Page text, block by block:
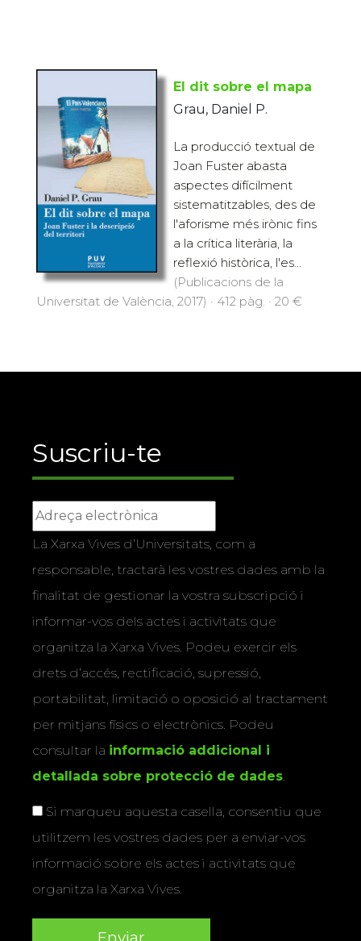
El dit sobre el mapa
Grau, Daniel P.
La producció textual de
Joan Fuster abasta
aspectes difícilment
sistematitzables, des de
l'aforisme més irònic fins
a la crítica literària, la
reflexió històrica, l'es...
(Publicacions de la
Universitat de València, 2017) · 412 pàg. · 20 €
Suscriu-te
La Xarxa Vives d’Universitats, com a
responsable, tractarà les vostres dades amb la
finalitat de gestionar la vostra subscripció i
informar-vos dels actes i activitats que
organitza la Xarxa Vives. Podeu exercir els
drets d’accés, rectificació, supressió,
portabilitat, limitació o oposició al tractament
per mitjans físics o electrònics. Podeu
consultar la informació addicional i
detallada sobre protecció de dades.
Si marqueu aquesta casella, consentiu que
utilitzem les vostres dades per a enviar-vos
informació sobre els actes i activitats que
organitza la Xarxa Vives.